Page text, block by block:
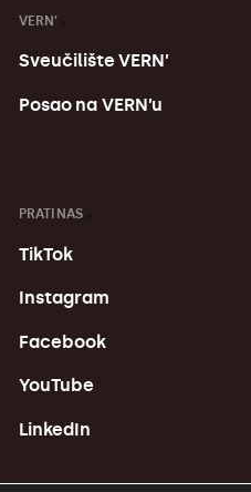
VERN’
Sveučilište VERN’
Posao na VERN’u
PRATI NAS
TikTok
Instagram
Facebook
YouTube
LinkedIn